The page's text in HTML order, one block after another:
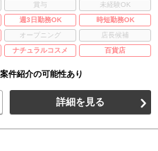
賞与
未経験OK
週3日勤務OK
時短勤務OK
オープニング
店長候補
ナチュラルコスメ 百貨店
件紹介の可能性あり
詳細を見る